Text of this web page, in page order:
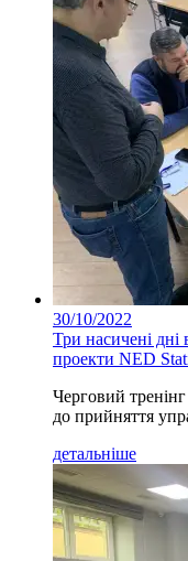
30/10/2022
Три насичені дні
проекти NED
Черговий
до прийняття
детальніше